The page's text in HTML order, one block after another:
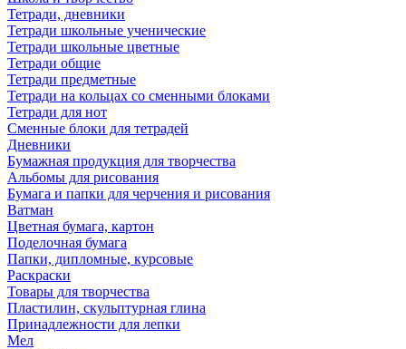
Тетради, дневники
Тетради школьные ученические
Тетради школьные цветные
Тетради общие
Тетради предметные
Тетради на кольцах со сменными блоками
Тетради для нот
Сменные блоки для тетрадей
Дневники
Бумажная продукция для творчества
Альбомы для рисования
Бумага и папки для черчения и рисования
Ватман
Цветная бумага, картон
Поделочная бумага
Папки, дипломные, курсовые
Раскраски
Товары для творчества
Пластилин, скульптурная глина
Принадлежности для лепки
Мел